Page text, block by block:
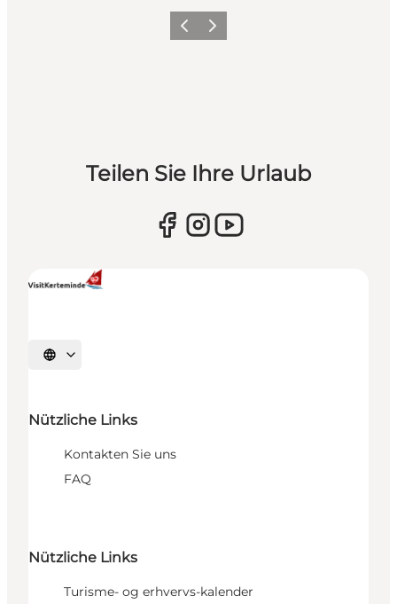
ZurückWeiter
Teilen Sie Ihre Urlaub
Sprache auswählen
Nützliche Links
Kontakten Sie uns
FAQ
Nützliche Links
Turisme- og erhvervs-kalender